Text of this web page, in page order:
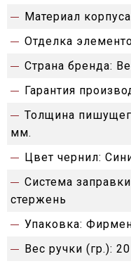
Материал
Отделка
Страна бренда:
Гарантия
Толщина
мм.
Цвет чернил:
Система
стержень
Упаковка:
Вес ручки (гр.): 20